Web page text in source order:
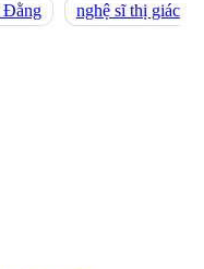
Đằng
nghệ sĩ thị giác